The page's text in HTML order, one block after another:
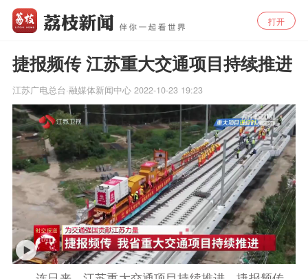
打开
捷报频传 江苏重大交通项目持续推进
江苏广电总台·融媒体新闻中心 2022-10-23 19:23